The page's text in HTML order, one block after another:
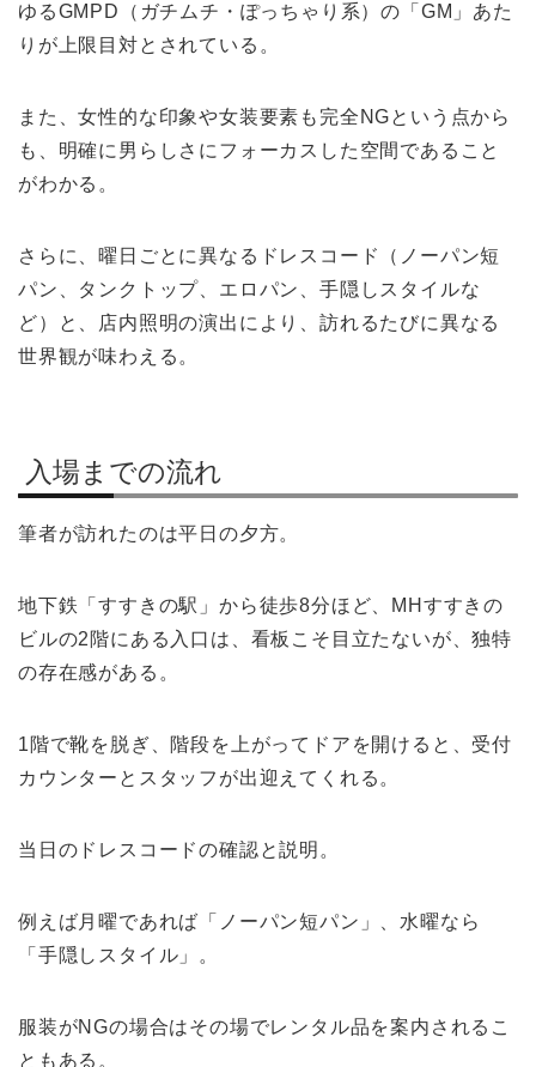
ゆるGMPD（ガチムチ・ぽっちゃり系）の「GM」あた
りが上限目対とされている。
また、女性的な印象や女装要素も完全NGという点から
も、明確に男らしさにフォーカスした空間であること
がわかる。
さらに、曜日ごとに異なるドレスコード（ノーパン短
パン、タンクトップ、エロパン、手隠しスタイルな
ど）と、店内照明の演出により、訪れるたびに異なる
世界観が味わえる。
入場までの流れ
筆者が訪れたのは平日の夕方。
地下鉄「すすきの駅」から徒歩8分ほど、MHすすきの
ビルの2階にある入口は、看板こそ目立たないが、独特
の存在感がある。
1階で靴を脱ぎ、階段を上がってドアを開けると、受付
カウンターとスタッフが出迎えてくれる。
当日のドレスコードの確認と説明。
例えば月曜であれば「ノーパン短パン」、水曜なら
「手隠しスタイル」。
服装がNGの場合はその場でレンタル品を案内されるこ
ともある。